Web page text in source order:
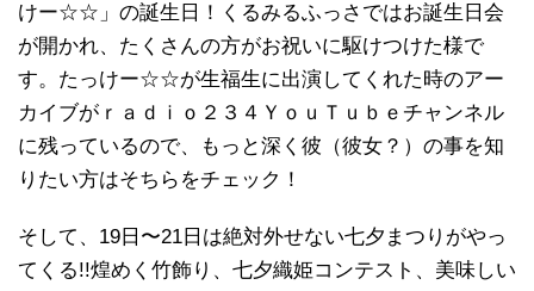
けー☆☆」の誕生日！くるみるふっさではお誕生日会
が開かれ、たくさんの方がお祝いに駆けつけた様で
す。たっけー☆☆が生福生に出演してくれた時のアー
カイブがｒａｄｉｏ２３４ＹｏｕＴｕｂｅチャンネル
に残っているので、もっと深く彼（彼女？）の事を知
りたい方はそちらをチェック！
そして、19日〜21日は絶対外せない七夕まつりがやっ
てくる!!煌めく竹飾り、七夕織姫コンテスト、美味しい